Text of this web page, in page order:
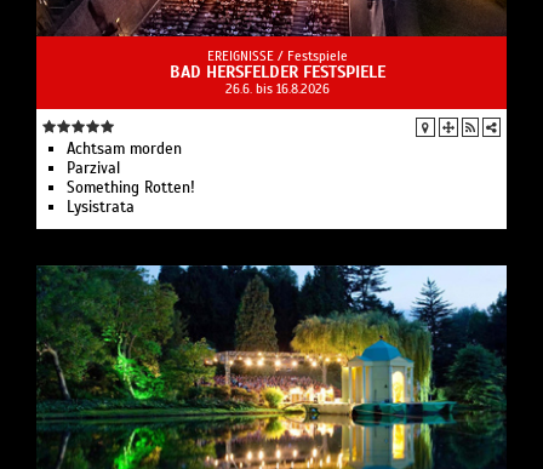
EREIGNISSE / Festspiele
BAD HERSFELDER FESTSPIELE
26.6. bis 16.8.2026
Achtsam morden
Parzival
Something Rotten!
Lysistrata